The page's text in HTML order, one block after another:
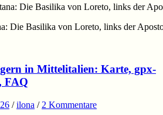
Die Basilika von Loreto, links der
in Mittelitalien: Karte, gpx-
FAQ
/ilona / 2 Kommentare